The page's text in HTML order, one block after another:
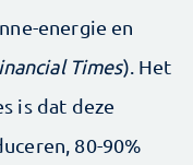
energie en
Times). Het
is dat deze
80-90%